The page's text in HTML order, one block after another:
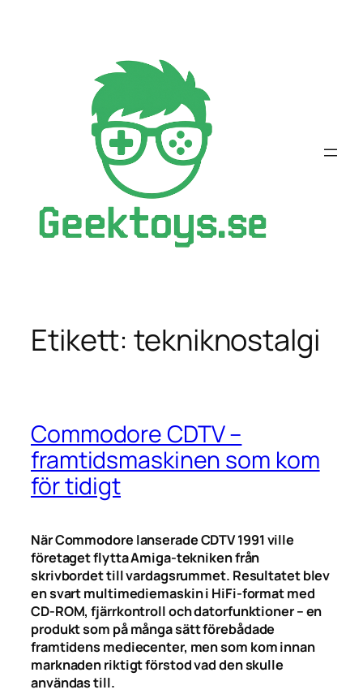
Etikett:tekniknostalgi
Commodore CDTV –
framtidsmaskinen som kom
för tidigt
När Commodore lanserade CDTV 1991 ville
företaget flytta Amiga-tekniken från
skrivbordet till vardagsrummet. Resultatet blev
en svart multimediemaskin i HiFi-format med
CD-ROM, fjärrkontroll och datorfunktioner – en
produkt som på många sätt förebådade
framtidens mediecenter, men som kom innan
marknaden riktigt förstod vad den skulle
användas till.